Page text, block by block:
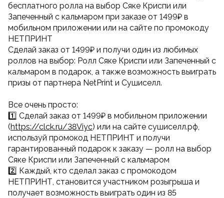
бесплатного ролла на выбор Сяке Криспи или
Запеченный с кальмаром при заказе от 1499₽ в
мобильном приложении или на сайте по промокоду
НЕТПРИНТ
Сделай заказ от 1499₽ и получи один из любимых
роллов на выбор: Ролл Сяке Криспи или Запеченный с
кальмаром в подарок, а также возможность выиграть
призы от партнера NetPrint и Сушиселл.
Все очень просто:
1️⃣ Сделай заказ от 1499₽ в мобильном приложении
(https://clck.ru/38Viyc) или на сайте сушиселл.рф,
используй промокод НЕТПРИНТ и получи
гарантированный подарок к заказу — ролл на выбор
Сяке Криспи или Запеченный с кальмаром
2️⃣ Каждый, кто сделал заказ с промокодом
НЕТПРИНТ, становится участником розыгрыша и
получает возможность выиграть один из 85